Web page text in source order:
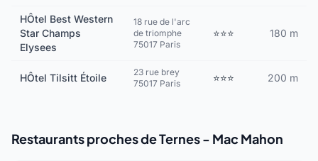
HÔtel Best Western
Star Champs
Elysees
18 rue de l'arc
de triomphe
75017 Paris
⭐⭐⭐ 180 m
HÔtel Tilsitt Étoile
23 rue brey
75017 Paris
⭐⭐⭐ 200 m
Restaurants proches de Ternes - Mac Mahon